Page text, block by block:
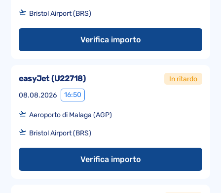
Bristol Airport (BRS)
Verifica importo
08.08.2026 16:50
easyJet(U22718) In ritardo
Aeroporto di Malaga (AGP)
Bristol Airport (BRS)
Verifica importo